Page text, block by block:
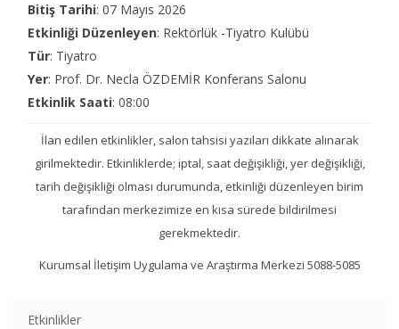
Bitiş Tarihi: 07 Mayıs 2026
Etkinliği Düzenleyen: Rektörlük -Tiyatro Kulübü
Tür: Tiyatro
Yer: Prof. Dr. Necla ÖZDEMİR Konferans Salonu
Etkinlik Saati: 08:00
İlan edilen etkinlikler, salon tahsisi yazıları dikkate alınarak
girilmektedir. Etkinliklerde; iptal, saat değişikliği, yer değişikliği,
tarih değişikliği olması durumunda, etkinliği düzenleyen birim
tarafından merkezimize en kısa sürede bildirilmesi
gerekmektedir.
Kurumsal İletişim Uygulama ve Araştırma Merkezi 5088-5085
Etkinlikler